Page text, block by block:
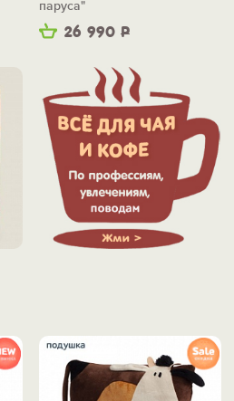
26 990 Р
паруса"